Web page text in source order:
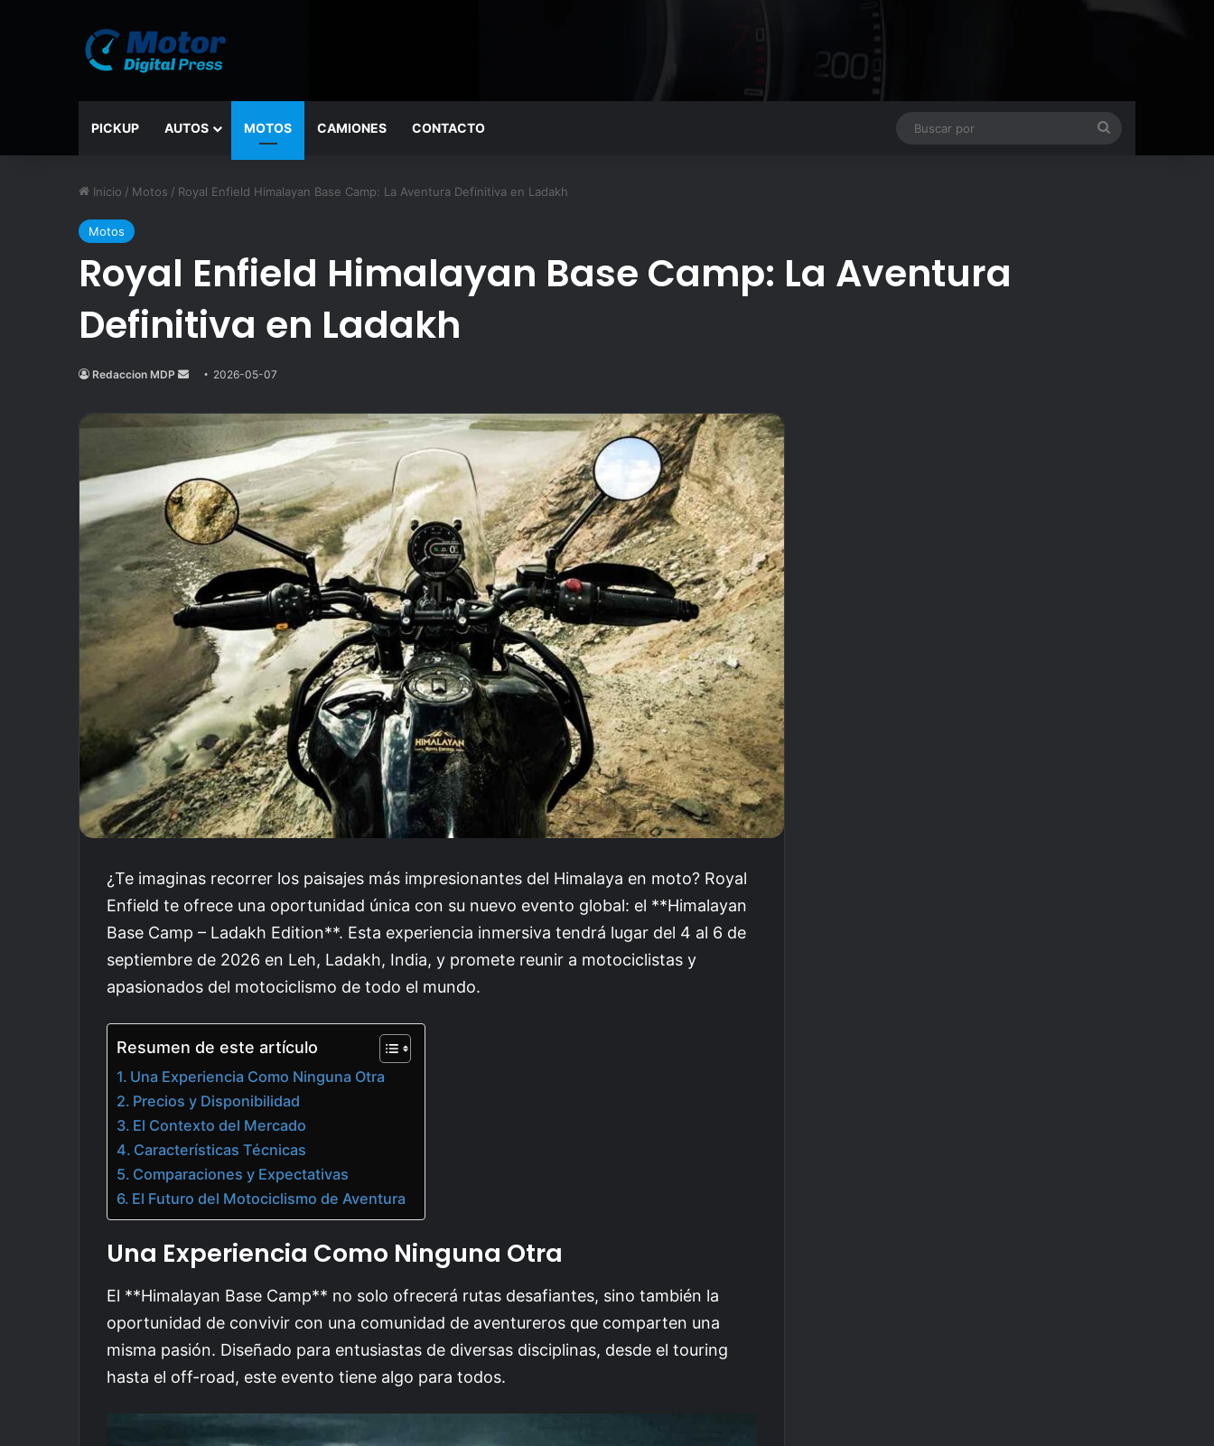
PICKUP AUTOS MOTOS CAMIONES CONTACTO
Inicio / Motos / Royal Enfield Himalayan Base Camp: La Aventura Definitiva en Ladakh
Motos
Royal Enfield Himalayan Base Camp: La Aventura
Definitiva en Ladakh
Redaccion MDP
Send
email
2026-05-07
¿Te imaginas recorrer los paisajes más impresionantes del Himalaya en moto? Royal
Enfield te ofrece una oportunidad única con su nuevo evento global: el **Himalayan
Base Camp – Ladakh Edition**. Esta experiencia inmersiva tendrá lugar del 4 al 6 de
septiembre de 2026 en Leh, Ladakh, India, y promete reunir a motociclistas y
apasionados del motociclismo de todo el mundo.
Resumen de este artículo
Una Experiencia Como Ninguna Otra
Precios y Disponibilidad
El Contexto del Mercado
Características Técnicas
Comparaciones y Expectativas
El Futuro del Motociclismo de Aventura
Una Experiencia Como Ninguna Otra
El **Himalayan Base Camp** no solo ofrecerá rutas desafiantes, sino también la
oportunidad de convivir con una comunidad de aventureros que comparten una
misma pasión. Diseñado para entusiastas de diversas disciplinas, desde el touring
hasta el off-road, este evento tiene algo para todos.